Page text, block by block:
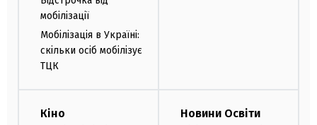
мобілізації
Мобілізація в Україні:
скільки осіб мобілізує
ТЦК
Кіно Новини Освіти